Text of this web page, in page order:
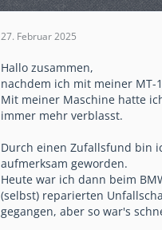
27. Februar 2025
Hallo zusammen,
nachdem ich mit meiner MT-
Mit meiner Maschine hatte
immer mehr verblasst.
Durch einen Zufallsfund bin
aufmerksam geworden.
Heute war ich dann beim
(selbst) reparierten
gegangen, aber so war's